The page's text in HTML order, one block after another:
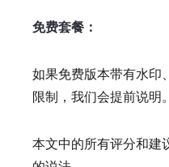
免费套餐：
如果免费版本带有水印
限制，我们会提前说明
本文中的所有评分和建